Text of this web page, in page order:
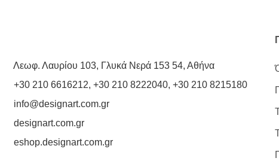
Λεωφ. Λαυρίου 103, Γλυκά Νερά 153 54, Αθήνα
+30 210 6616212,+30 210 8222040,+30 210 8215180
info@designart.com.gr
designart.com.gr
eshop.designart.com.gr